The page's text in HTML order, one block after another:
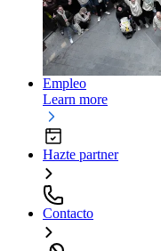
Empleo
Learn more
Hazte partner
Contacto